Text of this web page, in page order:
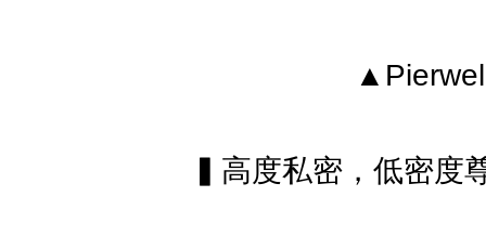
▍高度私密，低密度